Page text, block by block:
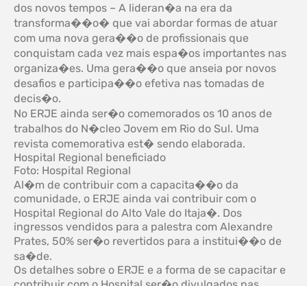
dos novos tempos – A lideran�a na era da
transforma��o� que vai abordar formas de atuar
com uma nova gera��o de profissionais que
conquistam cada vez mais espa�os importantes nas
organiza�es. Uma gera��o que anseia por novos
desafios e participa��o efetiva nas tomadas de
decis�o.
No ERJE ainda ser�o comemorados os 10 anos de
trabalhos do N�cleo Jovem em Rio do Sul. Uma
revista comemorativa est� sendo elaborada.
Hospital Regional beneficiado
Foto: Hospital Regional
Al�m de contribuir com a capacita��o da
comunidade, o ERJE ainda vai contribuir com o
Hospital Regional do Alto Vale do Itaja�. Dos
ingressos vendidos para a palestra com Alexandre
Prates, 50% ser�o revertidos para a institui��o de
sa�de.
Os detalhes sobre o ERJE e a forma de se capacitar e